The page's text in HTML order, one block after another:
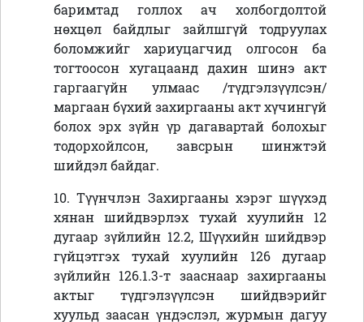
баримтад голлох ач холбогдолтой
нөхцөл байдлыг зайлшгүй тодруулах
боломжийг хариуцагчид олгосон ба
тогтоосон хугацаанд дахин шинэ акт
гаргаагүйн улмаас /түдгэлзүүлсэн/
маргаан бүхий захиргааны акт хүчингүй
болох эрх зүйн үр дагавартай болохыг
тодорхойлсон, завсрын шинжтэй
шийдэл байдаг.
10. Түүнчлэн Захиргааны хэрэг шүүхэд
хянан шийдвэрлэх тухай хуулийн 12
дугаар зүйлийн 12.2, Шүүхийн шийдвэр
гүйцэтгэх тухай хуулийн 126 дугаар
зүйлийн 126.1.3-т зааснаар захиргааны
актыг түдгэлзүүлсэн шийдвэрийг
хуульд заасан үндэслэл, журмын дагуу